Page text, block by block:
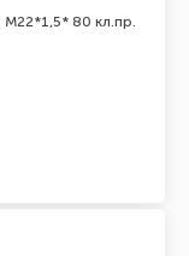
M22*1,5* 80 кл.пр.